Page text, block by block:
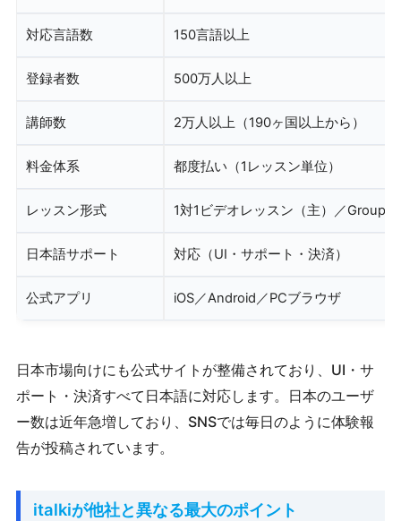
対応言語数 150言語以上
登録者数 500万人以上
講師数 2万人以上（190ヶ国以上から）
料金体系 都度払い（1レッスン単位）
レッスン形式 1対1ビデオレッスン（主）／Group
日本語サポート 対応（UI・サポート・決済）
公式アプリ iOS／Android／PCブラウザ
日本市場向けにも公式サイトが整備されており、UI・サ
ポート・決済すべて日本語に対応します。日本のユーザ
ー数は近年急増しており、SNSでは毎日のように体験報
告が投稿されています。
italkiが他社と異なる最大のポイント